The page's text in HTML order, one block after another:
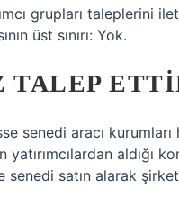
grupları taleplerini
üst sınırı: Yok.
TALEP
senedi aracı
yatırımcılardan aldığı
senedi satın alarak